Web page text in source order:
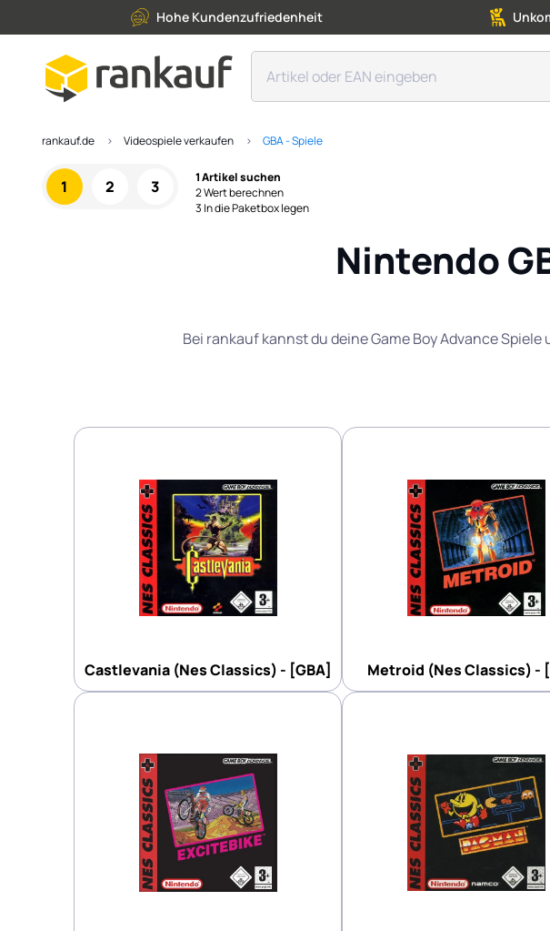
Hohe Kundenzufriedenheit
rankauf.de Videospiele verkaufen GBA - Spiele
1 2 3
1 Artikel suchen
2 Wert berechnen
3 In die Paketbox legen
Nintendo
Bei rankauf kannst du deine Game Boy Advance
Castlevania (Nes Classics) - [GBA] Metroid (Nes Classics) -